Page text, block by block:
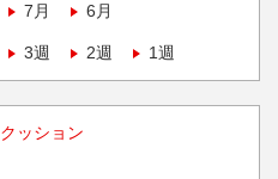
7月 6月
3週 2週 1週
ッション